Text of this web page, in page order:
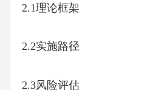
2.1理论框架
2.2实施路径
2.3风险评估